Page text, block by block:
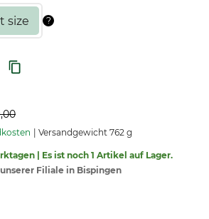
Versandgewicht 762 g
| Es ist noch 1 Artikel auf Lager.
Filiale in Bispingen